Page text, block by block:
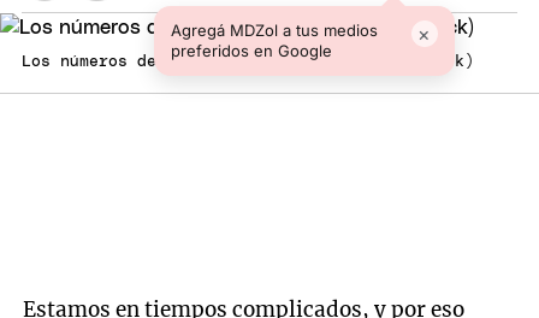
Agregá MDZol a tus medios
preferidos en Google
×
Los números de la suerte de hoy. (Shutterstock)
Estamos en tiempos complicados, y por eso